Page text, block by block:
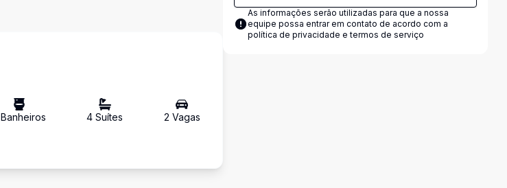
Banheiros 4 Suítes 2 Vagas
As informações serão utilizadas para que a nossa
equipe possa entrar em contato de acordo com a
política de privacidade e termos de serviço